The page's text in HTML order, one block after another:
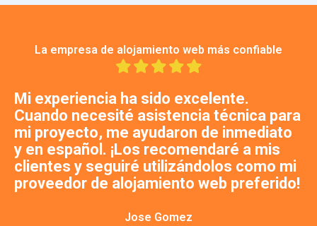
La empresa de alojamiento web más confiable
Mi experiencia ha sido excelente.
Cuando necesité asistencia técnica para
mi proyecto, me ayudaron de inmediato
y en español. ¡Los recomendaré a mis
clientes y seguiré utilizándolos como mi
proveedor de alojamiento web preferido!
Jose Gomez